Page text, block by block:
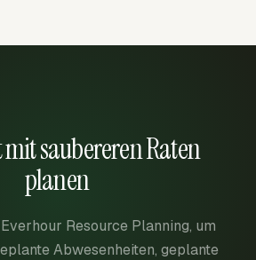
saubereren Raten
planen
Resource Planning, um
Abwesenheiten, geplante